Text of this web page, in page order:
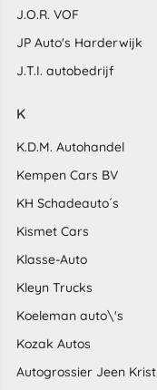
J.O.R. VOF
JP Auto's Harderwijk
J.T.I. autobedrijf
K
K.D.M. Autohandel
Kempen Cars BV
KH Schadeauto´s
Kismet Cars
Klasse-Auto
Kleyn Trucks
Koeleman auto\'s
Kozak Autos
Autogrossier Jeen Krist